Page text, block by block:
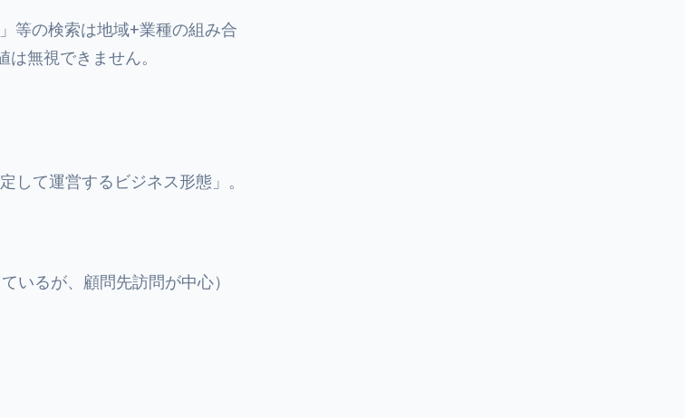
等の検索は地域+業種の組み合
無視できません。
て運営するビジネス形態」。
いるが、顧問先訪問が中心）